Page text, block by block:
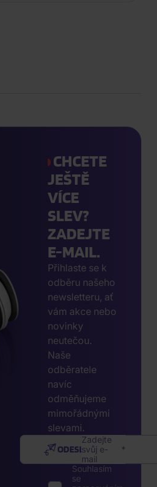
CHCETE
JEŠTĚ
VÍCE
SLEV?
ZADEJTE
E-MAIL.
Přihlaste se k
odběru našeho
newsletteru, ať
vám akce nebo
novinky
neutečou.
Naše
odběratele
navíc
odměňujeme
mimořádnými
slevami.
Zadejte
svůj e-
mail
ODESLAT
Souhlasím
se